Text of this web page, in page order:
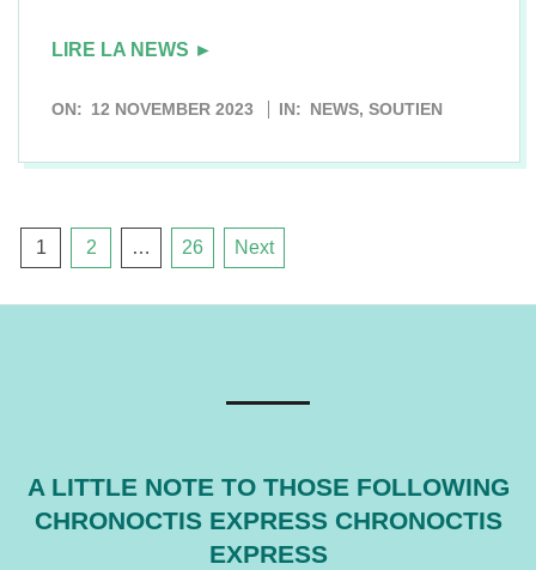
LIRE LA NEWS ►
2023-
ON: 12 NOVEMBER 2023 IN: NEWS,SOUTIEN
Posts
1 2 … 26 Next
A LITTLE NOTE TO THOSE FOLLOWING
CHRONOCTIS EXPRESS CHRONOCTIS
EXPRESS